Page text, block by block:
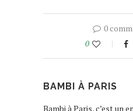
0
0
BAMBI À PARIS
Bambi à Paris, c’est un